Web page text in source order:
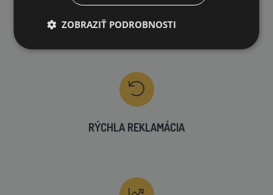
RÝCHLE DODANIE
RÝCHLA REKLAMÁCIA
ZOBRAZIŤ PODROBNOSTI